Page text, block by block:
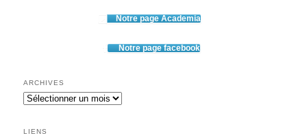
Notre page Academia
Notre page facebook
ARCHIVES
Archives
LIENS